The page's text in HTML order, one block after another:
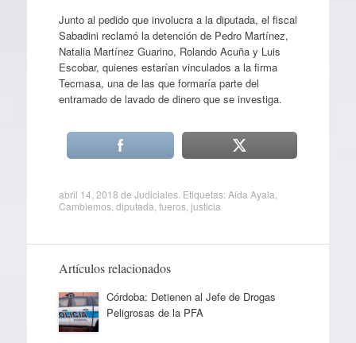
Junto al pedido que involucra a la diputada, el fiscal
Sabadini reclamó la detención de Pedro Martínez,
Natalia Martínez Guarino, Rolando Acuña y Luis
Escobar, quienes estarían vinculados a la firma
Tecmasa, una de las que formaría parte del
entramado de lavado de dinero que se investiga.
abril 14, 2018 de Judiciales. Etiquetas:Aída Ayala
Cambiemos, diputada fueros, justicia
Artículos relacionados
Córdoba: Detienen al Jefe de Drogas
Peligrosas de la PFA